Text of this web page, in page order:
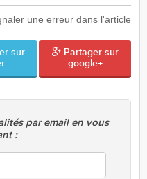
une erreur dans l'article
sur
Partager sur
google+
par email en vous
: